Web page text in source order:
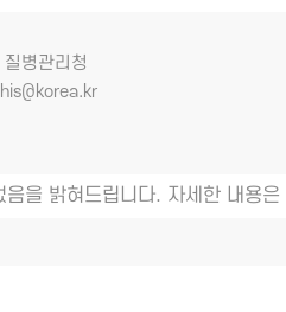
병관리청
을 밝혀드립니다. 자세한 내용